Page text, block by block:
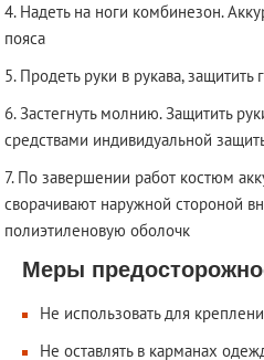
Надеть на ноги комбинезон.
пояса
Продеть руки в рукава,
Застегнуть молнию. Защитить
средствами индивидуальной
По завершении работ костюм
сворачивают наружной стороной
полиэтиленовую оболочк
Меры
Не использовать для
Не оставлять в карманах